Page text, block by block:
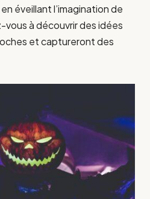
éveillant l’imagination de
à découvrir des idées
et captureront des